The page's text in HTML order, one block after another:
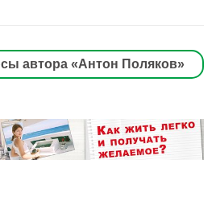
автора «Антон Поляков»